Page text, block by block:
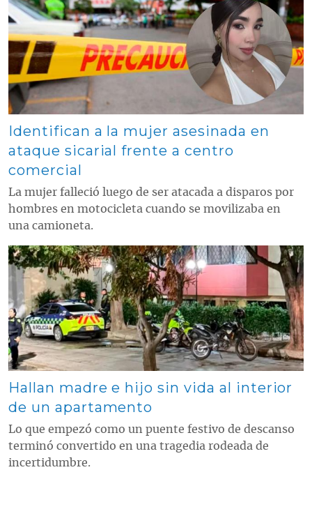
Identifican a la mujer asesinada en
ataque sicarial frente a centro
comercial
La mujer falleció luego de ser atacada a disparos por
hombres en motocicleta cuando se movilizaba en
una camioneta.
Contenido multimedia principal
Hallan madre e hijo sin vida al interior
de un apartamento
Lo que empezó como un puente festivo de descanso
terminó convertido en una tragedia rodeada de
incertidumbre.